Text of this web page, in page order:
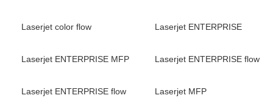
Laserjet color flow Laserjet ENTERPRISE
Laserjet ENTERPRISE MFP Laserjet ENTERPRISE flow
Laserjet ENTERPRISE flow
Laserjet MFP